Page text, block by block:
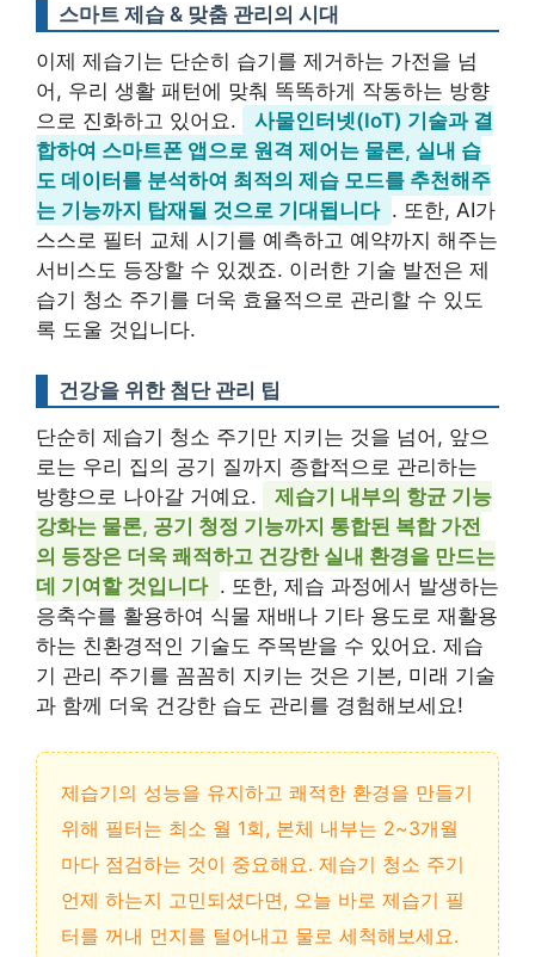
스마트 제습 & 맞춤 관리의 시대
이제 제습기는 단순히 습기를 제거하는 가전을 넘
어, 우리 생활 패턴에 맞춰 똑똑하게 작동하는 방향
으로 진화하고 있어요.
사물인터넷(IoT) 기술과 결
합하여 스마트폰 앱으로 원격 제어는 물론, 실내 습
도 데이터를 분석하여 최적의 제습 모드를 추천해주
는 기능까지 탑재될 것으로 기대됩니다 . 또한, AI가
스스로 필터 교체 시기를 예측하고 예약까지 해주는
서비스도 등장할 수 있겠죠. 이러한 기술 발전은 제
습기 청소 주기를 더욱 효율적으로 관리할 수 있도
록 도울 것입니다.
건강을 위한 첨단 관리 팁
단순히 제습기 청소 주기만 지키는 것을 넘어, 앞으
로는 우리 집의 공기 질까지 종합적으로 관리하는
방향으로 나아갈 거예요.
제습기 내부의 항균 기능
강화는 물론, 공기 청정 기능까지 통합된 복합 가전
의 등장은 더욱 쾌적하고 건강한 실내 환경을 만드는
데 기여할 것입니다 . 또한, 제습 과정에서 발생하는
응축수를 활용하여 식물 재배나 기타 용도로 재활용
하는 친환경적인 기술도 주목받을 수 있어요. 제습
기 관리 주기를 꼼꼼히 지키는 것은 기본, 미래 기술
과 함께 더욱 건강한 습도 관리를 경험해보세요!
제습기의 성능을 유지하고 쾌적한 환경을 만들기
위해 필터는 최소 월 1회, 본체 내부는 2~3개월
마다 점검하는 것이 중요해요. 제습기 청소 주기
언제 하는지 고민되셨다면, 오늘 바로 제습기 필
터를 꺼내 먼지를 털어내고 물로 세척해보세요.